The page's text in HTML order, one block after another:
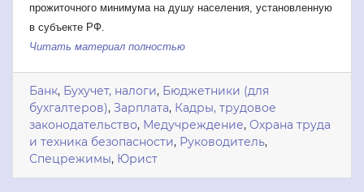
прожиточного минимума на душу населения, установленную
в субъекте РФ.
Читать материал полностью
Банк, Бухучет, налоги, Бюджетники (для
бухгалтеров), Зарплата, Кадры, трудовое
законодательство, Медучреждение, Охрана труда
и техника безопасности, Руководитель,
Спецрежимы, Юрист